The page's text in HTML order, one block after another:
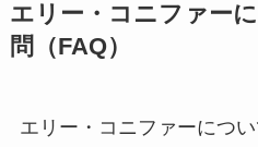
エリー・コニファー
問（FAQ）
エリー・コニファーにつ